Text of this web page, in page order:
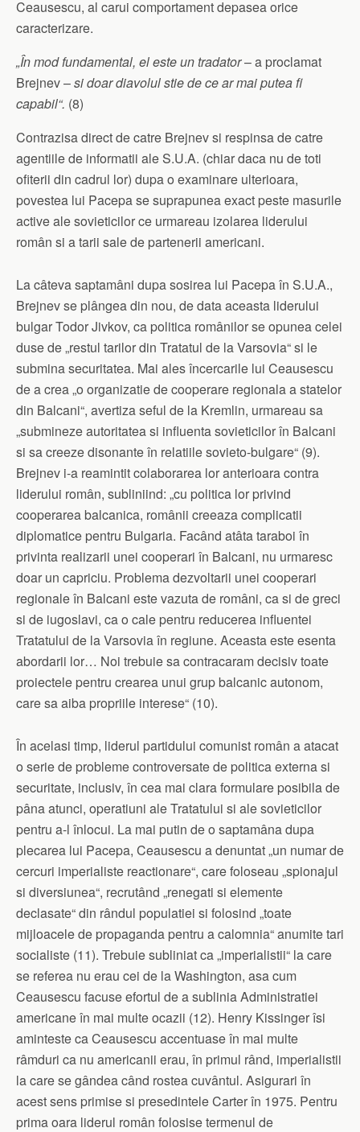
Ceausescu, al carui comportament depasea orice
caracterizare.
„În mod fundamental, el este un tradator– a proclamat
Brejnev –si doar diavolul stie de ce ar mai putea fi
capabil“. (8)
Contrazisa direct de catre Brejnev si respinsa de catre
agentiile de informatii ale S.U.A. (chiar daca nu de toti
ofiterii din cadrul lor) dupa o examinare ulterioara,
povestea lui Pacepa se suprapunea exact peste masurile
active ale sovieticilor ce urmareau izolarea liderului
român si a tarii sale de partenerii americani.
La câteva saptamâni dupa sosirea lui Pacepa în S.U.A.,
Brejnev se plângea din nou, de data aceasta liderului
bulgar Todor Jivkov, ca politica românilor se opunea celei
duse de „restul tarilor din Tratatul de la Varsovia“ si le
submina securitatea. Mai ales încercarile lui Ceausescu
de a crea „o organizatie de cooperare regionala a statelor
din Balcani“, avertiza seful de la Kremlin, urmareau sa
„submineze autoritatea si influenta sovieticilor în Balcani
si sa creeze disonante în relatiile sovieto-bulgare“ (9).
Brejnev i-a reamintit colaborarea lor anterioara contra
liderului român, subliniind: „cu politica lor privind
cooperarea balcanica, românii creeaza complicatii
diplomatice pentru Bulgaria. Facând atâta taraboi în
privinta realizarii unei cooperari în Balcani, nu urmaresc
doar un capriciu. Problema dezvoltarii unei cooperari
regionale în Balcani este vazuta de români, ca si de greci
si de iugoslavi, ca o cale pentru reducerea influentei
Tratatului de la Varsovia în regiune. Aceasta este esenta
abordarii lor… Noi trebuie sa contracaram decisiv toate
proiectele pentru crearea unui grup balcanic autonom,
care sa aiba propriile interese“ (10).
În acelasi timp, liderul partidului comunist român a atacat
o serie de probleme controversate de politica externa si
securitate, inclusiv, în cea mai clara formulare posibila de
pâna atunci, operatiuni ale Tratatului si ale sovieticilor
pentru a-l înlocui. La mai putin de o saptamâna dupa
plecarea lui Pacepa, Ceausescu a denuntat „un numar de
cercuri imperialiste reactionare“, care foloseau „spionajul
si diversiunea“, recrutând „renegati si elemente
declasate“ din rândul populatiei si folosind „toate
mijloacele de propaganda pentru a calomnia“ anumite tari
socialiste (11). Trebuie subliniat ca „imperialistii“ la care
se referea nu erau cei de la Washington, asa cum
Ceausescu facuse efortul de a sublinia Administratiei
americane în mai multe ocazii (12). Henry Kissinger îsi
aminteste ca Ceausescu accentuase în mai multe
râmduri ca nu americanii erau, în primul rând, imperialistii
la care se gândea când rostea cuvântul. Asigurari în
acest sens primise si presedintele Carter în 1975. Pentru
prima oara liderul român folosise termenul de